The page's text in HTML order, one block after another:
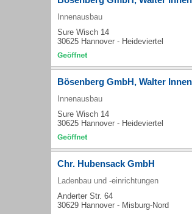
Innenausbau
Sure Wisch 14
30625 Hannover - Heideviertel
Bösenberg GmbH, Walter
Innenausbau
Sure Wisch 14
30625 Hannover - Heideviertel
Chr. Hubensack GmbH
Ladenbau und -einrichtungen
Anderter Str. 64
30629 Hannover - Misburg-Nord